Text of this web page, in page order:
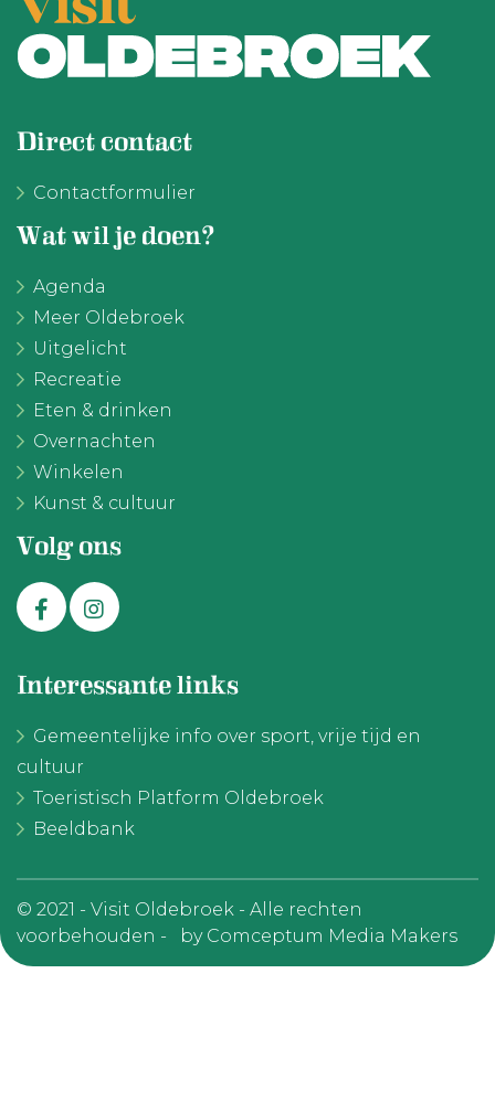
Direct contact
Contactformulier
Wat wil je doen?
Agenda
Meer Oldebroek
Uitgelicht
Recreatie
Eten & drinken
Overnachten
Winkelen
Kunst & cultuur
Volg ons
Interessante links
Gemeentelijke info over sport, vrije tijd en
cultuur
Toeristisch Platform Oldebroek
Beeldbank
© 2021 - Visit Oldebroek - Alle rechten
voorbehouden -
by Comceptum Media Makers